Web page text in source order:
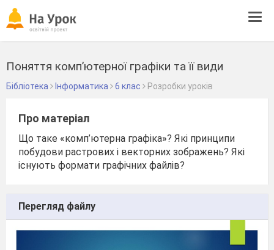
Поняття комп’ютерної графіки та її види
Бібліотека Інформатика 6 клас Розробки уроків
Про матеріал
Що таке «комп’ютерна графiка»? Якi принципи
побудови растрових i векторних зображень? Якi
iснують формати графiчних файлiв?
Перегляд файлу